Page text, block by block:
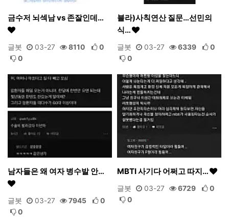
금수저 뇌섹남 vs 존잘인데…
글봇 03-27 8110
0
0
블라)사칙연산 질문…선민의
식…
글봇 03-27 6339
0
0
남자들은 왜 여자 병수발 안…
글봇 03-27 7945
0
0
MBTI 사기다 어쩌고 따지…
글봇 03-27 6729
0
0